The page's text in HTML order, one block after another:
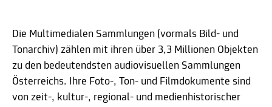
Die Multimedialen Sammlungen (vormals Bild- und
Tonarchiv) zählen mit ihren über 3,3 Millionen Objekten
zu den bedeutendsten audiovisuellen Sammlungen
Österreichs. Ihre Foto-, Ton- und Filmdokumente sind
von zeit-, kultur-, regional- und medienhistorischer